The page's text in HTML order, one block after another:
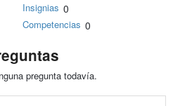
Insignias 0
Competencias 0
pregunta todavía.